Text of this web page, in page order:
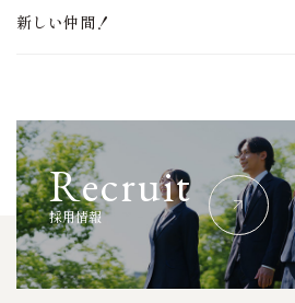
新しい仲間！
採用情報
Recruit